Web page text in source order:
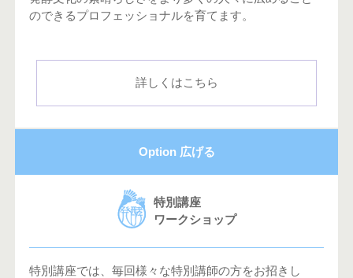
のできるプロフェッショナルを育てます。
詳しくはこちら
Option 広げる
特別講座
ワークショップ
特別講座では、毎回様々な特別講師の方をお招きし